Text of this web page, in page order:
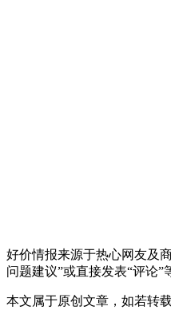
好价情报来源于热心网友及
问题建议”或直接发表“评论”
本文属于原创文章，如若转